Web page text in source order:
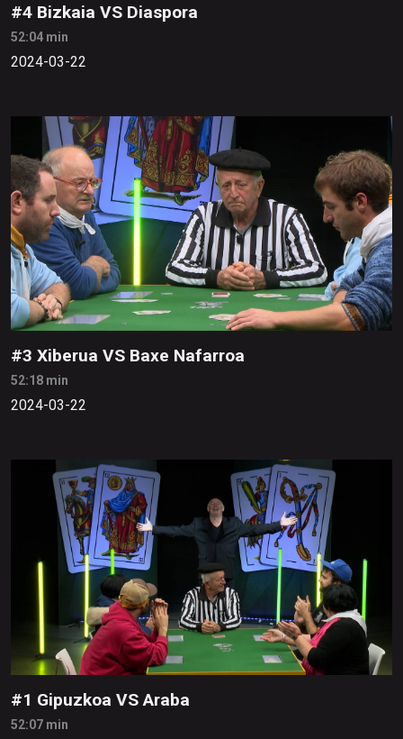
#4 Bizkaia VS Diaspora
52:04 min
2024-03-22
#3 Xiberua VS Baxe Nafarroa
52:18 min
2024-03-22
#1 Gipuzkoa VS Araba
52:07 min